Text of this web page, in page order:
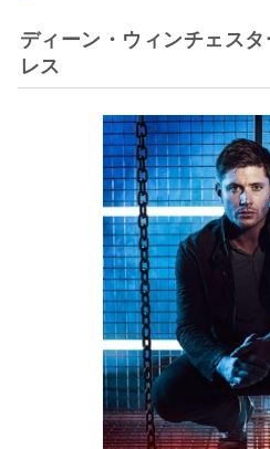
ディーン・ウィンチェス
レス